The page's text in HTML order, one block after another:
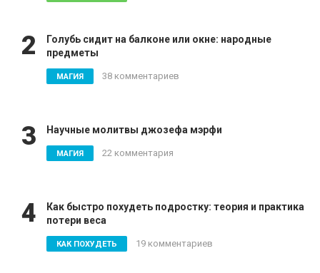
2
Голубь сидит на балконе или окне: народные
предметы
МАГИЯ 38 комментариев
3 Научные молитвы джозефа мэрфи
МАГИЯ 22 комментария
4
Как быстро похудеть подростку: теория и практика
потери веса
КАК ПОХУДЕТЬ 19 комментариев